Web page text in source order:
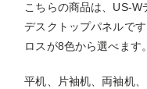
こちらの商品は、US-
デスクトップパネルで
ロスが8色から選べます。
平机、片袖机、両袖机